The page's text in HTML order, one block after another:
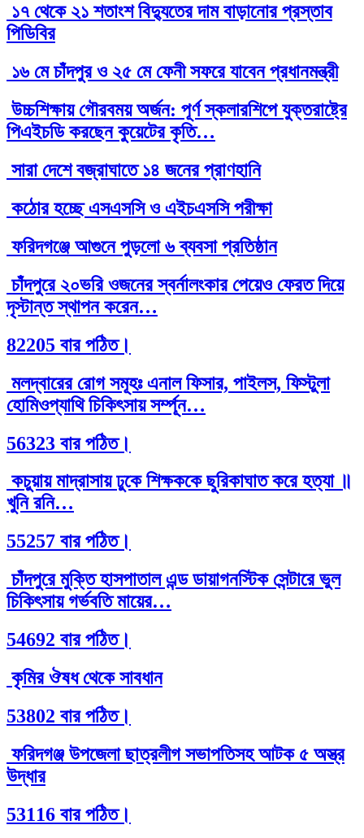
১৭ থেকে ২১ শতাংশ বিদ্যুতের দাম বাড়ানোর প্রস্তাব
পিডিবির
১৬ মে চাঁদপুর ও ২৫ মে ফেনী সফরে যাবেন প্রধানমন্ত্রী
উচ্চশিক্ষায় গৌরবময় অর্জন: পূর্ণ স্কলারশিপে যুক্তরাষ্ট্রে
পিএইচডি করছেন কুয়েটের কৃতি…
সারা দেশে বজ্রাঘাতে ১৪ জনের প্রাণহানি
কঠোর হচ্ছে এসএসসি ও এইচএসসি পরীক্ষা
ফরিদগঞ্জে আগুনে পুড়লো ৬ ব্যবসা প্রতিষ্ঠান
চাঁদপুরে ২০ভরি ওজনের স্বর্নালংকার পেয়েও ফেরত দিয়ে
দৃস্টান্ত স্থাপন করেন…
82205 বার পঠিত।
মলদ্বারের রোগ সমূহঃ এনাল ফিসার, পাইলস, ফিস্টুলা
হোমিওপ্যাথি চিকিৎসায় সর্ম্পূন…
56323 বার পঠিত।
কচুয়ায় মাদ্রাসায় ঢুকে শিক্ষককে ছুরিকাঘাত করে হত্যা ॥
খুনি রনি…
55257 বার পঠিত।
চাঁদপুরে মুক্তি হাসপাতাল এন্ড ডায়াগনস্টিক সেন্টারে ভুল
চিকিৎসায় গর্ভবতি মায়ের…
54692 বার পঠিত।
কৃমির ঔষধ থেকে সাবধান
53802 বার পঠিত।
ফরিদগঞ্জ উপজেলা ছাত্রলীগ সভাপতিসহ আটক ৫ অস্ত্র
উদ্ধার
53116 বার পঠিত।